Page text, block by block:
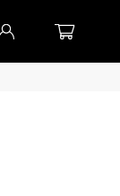
2026AW「マガジン」